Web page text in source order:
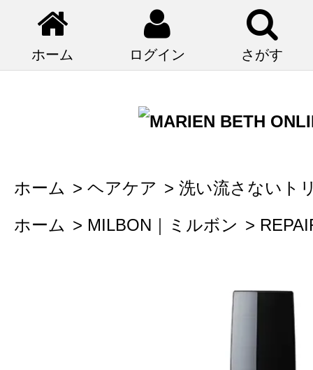
ホーム ログイン さがす
ホーム > ヘアケア > 洗い流さないト
ホーム > MILBON｜ミルボン >